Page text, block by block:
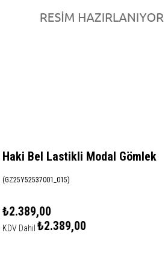
Haki Bel Lastikli Modal Gömlek
(GZ25Y52537001_015)
₺2.389,00
KDV Dahil ₺2.389,00